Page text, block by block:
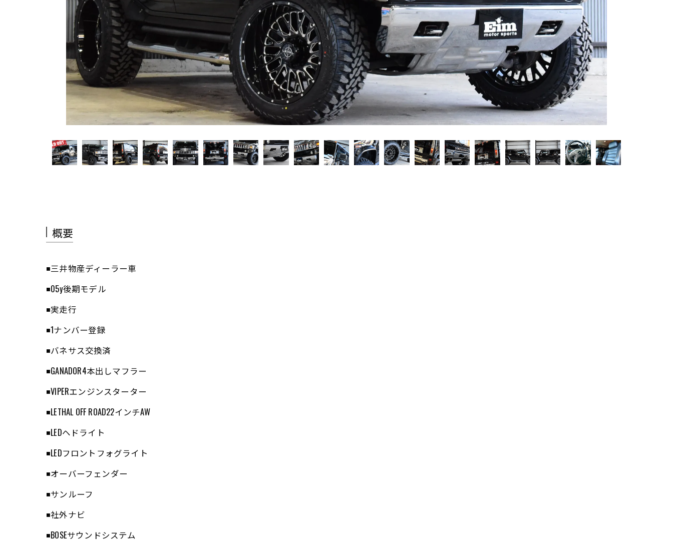
概要
◾️三井物産ディーラー車
◾️05y後期モデル
◾️実走行
◾️1ナンバー登録
◾️バネサス交換済
◾️GANADOR4本出しマフラー
◾️VIPERエンジンスターター
◾️LETHAL OFF ROAD22インチAW
◾️LEDヘドライト
◾️LEDフロントフォグライト
◾️オーバーフェンダー
◾️サンルーフ
◾️社外ナビ
◾️BOSEサウンドシステム